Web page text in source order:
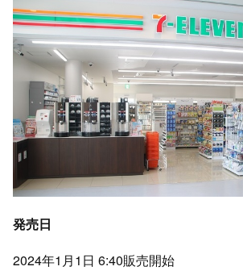
発売日
2024年1月1日 6:40販売開始